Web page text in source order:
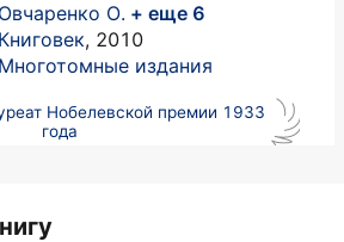
Овчаренко О. + еще 6
Книговек, 2010
Многотомные издания
Нобелевской премии 1933
года